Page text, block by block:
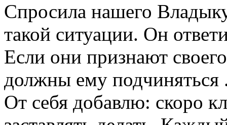
Спросила нашего
такой ситуации. Он
Если они признают
должны ему подчиняться
От себя добавлю: скоро